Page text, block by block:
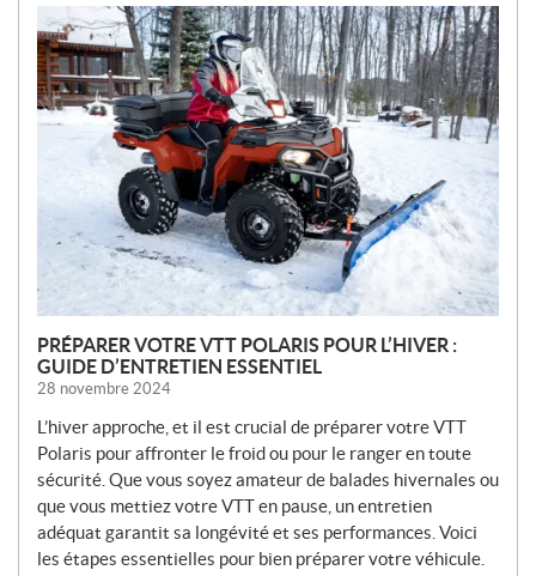
N
O
U
V
E
E
PRÉPARER VOTRE VTT POLARIS POUR L’HIVER :
GUIDE D’ENTRETIEN ESSENTIEL
28 novembre 2024
L’hiver approche, et il est crucial de préparer votre VTT
Polaris pour affronter le froid ou pour le ranger en toute
sécurité. Que vous soyez amateur de balades hivernales ou
que vous mettiez votre VTT en pause, un entretien
adéquat garantit sa longévité et ses performances. Voici
les étapes essentielles pour bien préparer votre véhicule.